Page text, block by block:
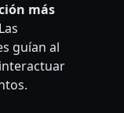
más
Las
guían al